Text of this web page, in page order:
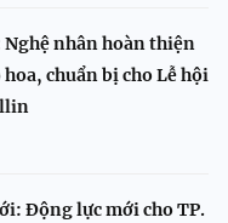
nhân hoàn thiện
chuẩn bị cho Lễ hội
Động lực mới cho TP.